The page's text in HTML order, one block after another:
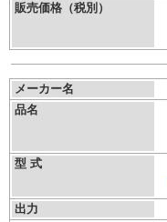
販売価格（税別）
メーカー名
品名
型 式
出力